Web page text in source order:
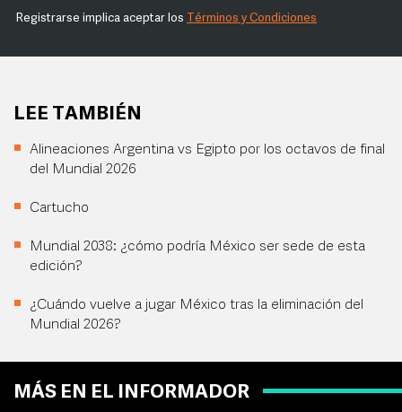
Registrarse implica aceptar los Términos y Condiciones
LEE TAMBIÉN
Alineaciones Argentina vs Egipto por los octavos de final
del Mundial 2026
Cartucho
Mundial 2038: ¿cómo podría México ser sede de esta
edición?
¿Cuándo vuelve a jugar México tras la eliminación del
Mundial 2026?
MÁS EN EL INFORMADOR